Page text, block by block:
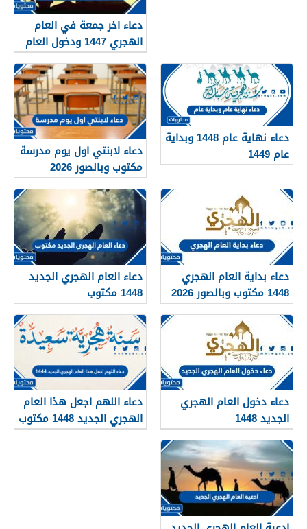
دعاء اخر جمعة في العام
الهجري 1447 ودخول العام
الجديد 1448
دعاء نهاية عام 1448 وبداية
عام 1449
دعاء لابنتي اول يوم مدرسة
مكتوب وبالصور 2026
دعاء بداية العام الهجري
1448 مكتوب وبالصور 2026
دعاء العام الهجري الجديد
1448 مكتوب
دعاء دخول العام الهجري
الجديد 1448
دعاء اللهم اجعل هذا العام
الهجري الجديد 1448 مكتوب